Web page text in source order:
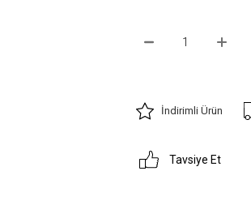
İndirimli Ürün
Tavsiye Et